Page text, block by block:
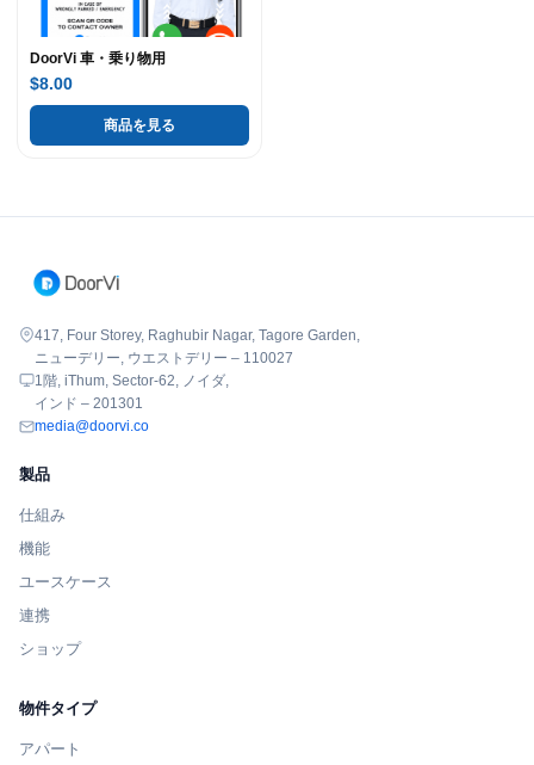
DoorVi 車・乗り物用
$8.00
商品を見る
417, Four Storey, Raghubir Nagar, Tagore Garden,
ニューデリー, ウエストデリー – 110027
1階, iThum, Sector-62, ノイダ,
インド – 201301
media@doorvi.co
製品
仕組み
機能
ユースケース
連携
ショップ
物件タイプ
アパート